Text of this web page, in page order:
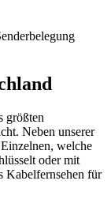
größten
Neben unserer
welche
oder mit
Kabelfernsehen für